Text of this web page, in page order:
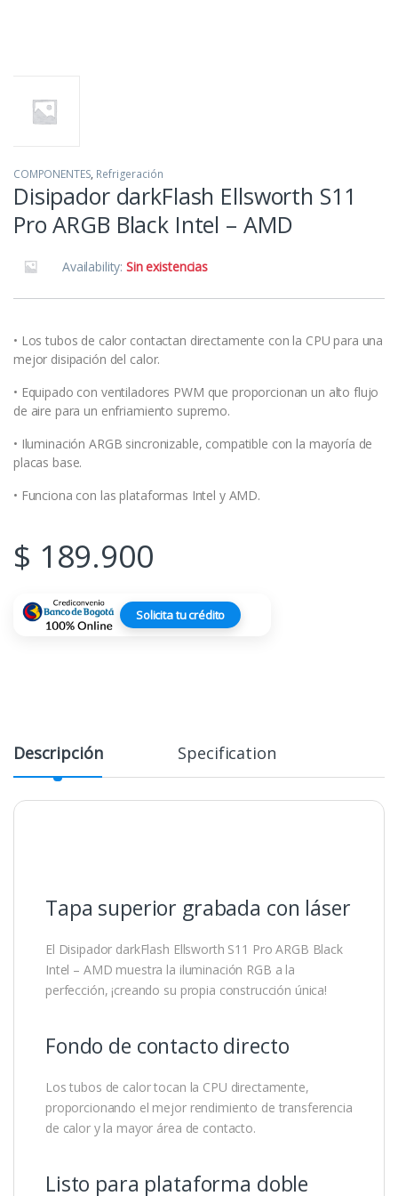
COMPONENTES, Refrigeración
Disipador darkFlash Ellsworth S11
Pro ARGB Black Intel – AMD
Availability:Sin existencias
• Los tubos de calor contactan directamente con la CPU para una
mejor disipación del calor.
• Equipado con ventiladores PWM que proporcionan un alto flujo
de aire para un enfriamiento supremo.
• Iluminación ARGB sincronizable, compatible con la mayoría de
placas base.
• Funciona con las plataformas Intel y AMD.
$ 189.900
Solicita tu crédito
Descripción Specification
Tapa superior grabada con láser
El Disipador darkFlash Ellsworth S11 Pro ARGB Black
Intel – AMD muestra la iluminación RGB a la
perfección, ¡creando su propia construcción única!
Fondo de contacto directo
Los tubos de calor tocan la CPU directamente,
proporcionando el mejor rendimiento de transferencia
de calor y la mayor área de contacto.
Listo para plataforma doble